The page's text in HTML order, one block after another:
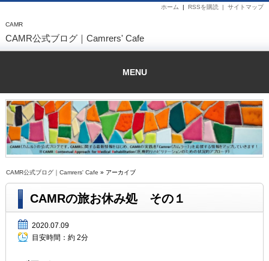
CAMR
サイトマップ
RSSを購読 |
ホーム |
CAMR公式ブログ｜Camrers' Cafe
MENU
CAMR公式ブログ｜Camrers' Cafe » アーカイブ
CAMRの旅お休み処 その１
2020.07.09
目安時間： 約 2分